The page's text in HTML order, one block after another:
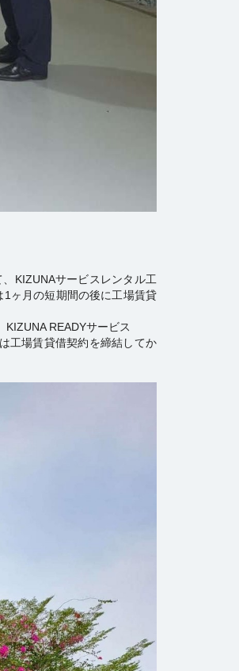
KIZUNAサービスレンタル工
ヶ月の短期間の後に工場賃貸
READYサービス
工場賃貸借契約を締結してか